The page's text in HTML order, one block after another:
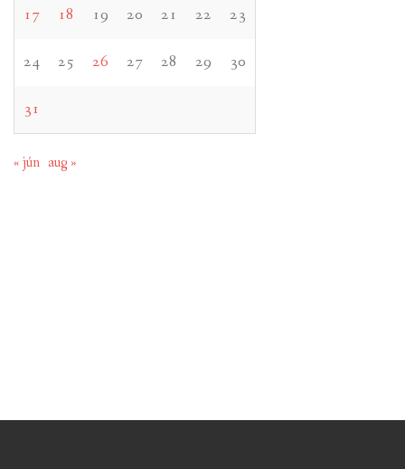
17 18 19 20 21 22 23
24 25 26 27 28 29 30
31
« jún aug »